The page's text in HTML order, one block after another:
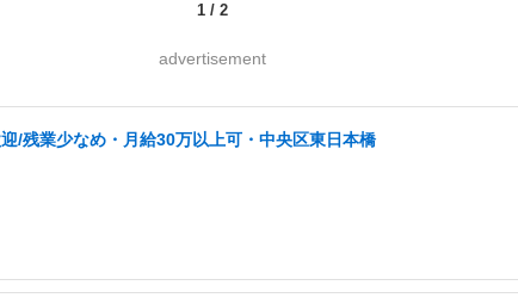
1 / 2
advertisement
/残業少なめ・月給30万以上可・中央区東日本橋